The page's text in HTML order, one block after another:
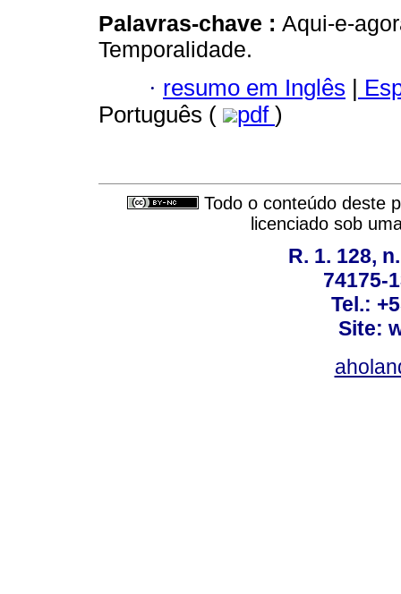
Palavras-chave : Aqui-e-
Temporalidade.
· resumo em Inglês |
Português (
pdf )
Todo o conteúdo deste
licenciado sob
R. 1. 128,
74175-
Tel.:
Site: